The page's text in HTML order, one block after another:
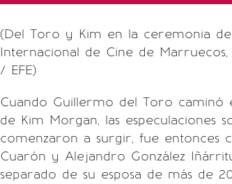
(Del Toro y Kim en la ceremonia
Internacional de Cine de
/ EFE)
Cuando Guillermo del Toro
de Kim Morgan, las especulaciones
comenzaron a surgir, fue entonces
Cuarón y Alejandro González
separado de su esposa de más de